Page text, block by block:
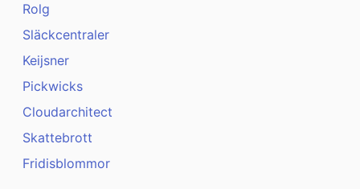
Rolg
Släckcentraler
Keijsner
Pickwicks
Cloudarchitect
Skattebrott
Fridisblommor